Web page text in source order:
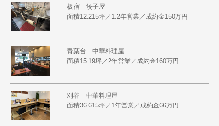
板宿 餃子屋
面積12.215坪／1.2年営業／成約金150万円
青葉台 中華料理屋
面積15.19坪／2年営業／成約金160万円
刈谷 中華料理屋
面積36.615坪／1年営業／成約金66万円